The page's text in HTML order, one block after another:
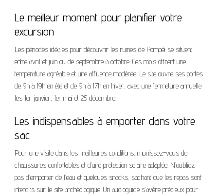
Le meilleur moment pour planifier votre
excursion
Les périodes idéales pour découvrir les ruines de Pompéi se situent
entre avril et juin ou de septembre à octobre. Ces mois offrent une
température agréable et une affluence modérée. Le site ouvre ses portes
de 9h à 19h en été et de 9h à 17h en hiver, avec une fermeture annuelle
les 1er janvier, 1er mai et 25 décembre.
Les indispensables à emporter dans votre
sac
Pour une visite dans les meilleures conditions, munissez-vous de
chaussures confortables et d’une protection solaire adaptée. N’oubliez
pas d’emporter de l’eau et quelques snacks, sachant que les repas sont
interdits sur le site archéologique. Un audioguide s’avère précieux pour